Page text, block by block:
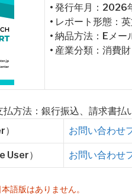
• 発行年月：2026
• レポート形態：
• 納品方法：Eメー
• 産業分類：消費財
方法：銀行振込、請求書払
お問い合わせ
User） お問い合わせ
語版はありません。